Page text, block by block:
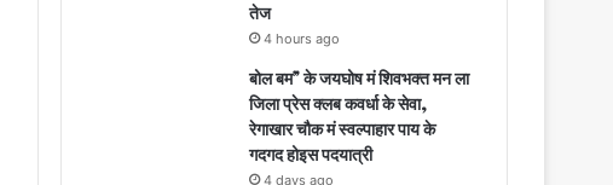
तेज
4 hours ago
बोल बम” के जयघोष मं शिवभक्त मन ला
जिला प्रेस क्लब कवर्धा के सेवा,
रेगाखार चौक मं स्वल्पाहार पाय के
गदगद होइस पदयात्री
4 days ago